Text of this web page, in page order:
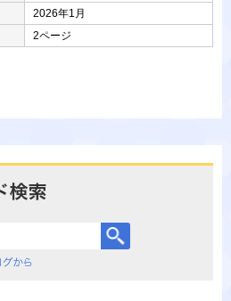
2026年1月
2ページ